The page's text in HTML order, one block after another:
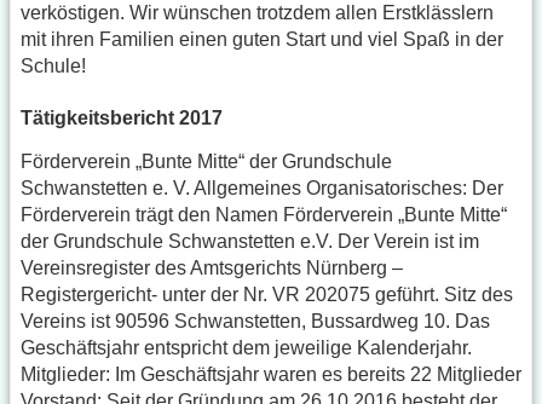
verköstigen. Wir wünschen trotzdem allen Erstklässlern
mit ihren Familien einen guten Start und viel Spaß in der
Schule!
Tätigkeitsbericht 2017
Förderverein „Bunte Mitte“ der Grundschule
Schwanstetten e. V. Allgemeines Organisatorisches: Der
Förderverein trägt den Namen Förderverein „Bunte Mitte“
der Grundschule Schwanstetten e.V. Der Verein ist im
Vereinsregister des Amtsgerichts Nürnberg –
Registergericht- unter der Nr. VR 202075 geführt. Sitz des
Vereins ist 90596 Schwanstetten, Bussardweg 10. Das
Geschäftsjahr entspricht dem jeweilige Kalenderjahr.
Mitglieder: Im Geschäftsjahr waren es bereits 22 Mitglieder